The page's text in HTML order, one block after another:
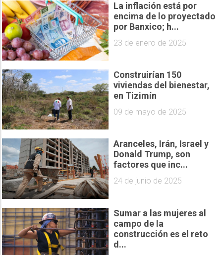
La inflación está por
encima de lo proyectado
por Banxico; h...
23 de enero de 2025
Construirían 150
viviendas del bienestar,
en Tizimín
09 de mayo de 2025
Aranceles, Irán, Israel y
Donald Trump, son
factores que inc...
24 de junio de 2025
Sumar a las mujeres al
campo de la
construcción es el reto
d...